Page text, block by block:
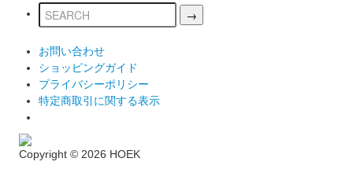
お問い合わせ
ショッピングガイド
プライバシーポリシー
特定商取引に関する表示
Copyright © 2026 HOEK